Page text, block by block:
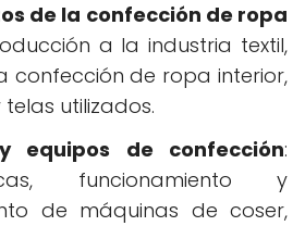
de la confección de ropa
a la industria textil,
confección de ropa interior,
utilizados.
equipos de confección:
funcionamiento y
de máquinas de coser,